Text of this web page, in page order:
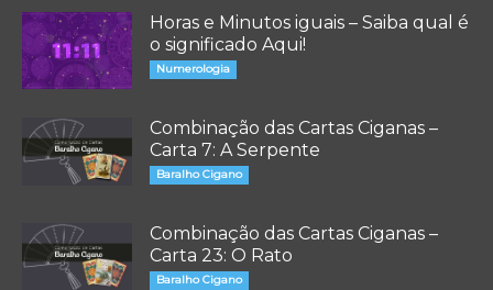
Horas e Minutos iguais – Saiba qual é
o significado Aqui!
Numerologia
Combinação das Cartas Ciganas –
Carta 7: A Serpente
Baralho Cigano
Combinação das Cartas Ciganas –
Carta 23: O Rato
Baralho Cigano